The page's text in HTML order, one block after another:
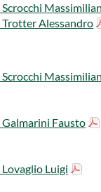
Alessandro​
Fausto
Luigi